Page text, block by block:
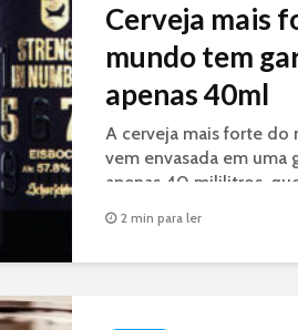
Cerveja mais
mundo tem
apenas 40ml
A cerveja mais forte do
vem envasada em uma
apenas 40 mililitros,
shot.
2 min para ler